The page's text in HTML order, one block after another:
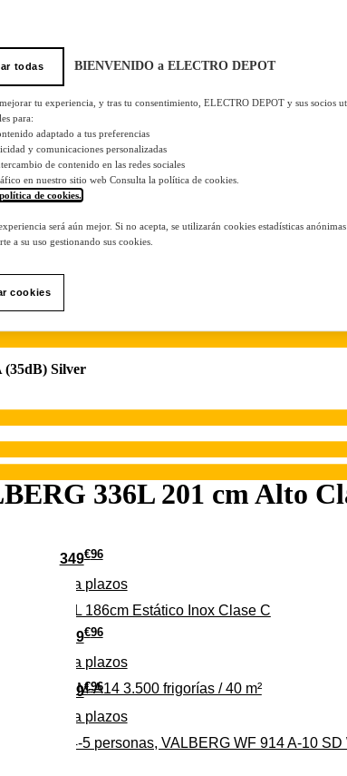
279€96
Pago a plazos
para 4-5 personas, VALBERG WF 914 A-10 SD
349€96
Pago a plazos
315 C 315L 186cm Estático Inox Clase C
369€96
Pago a plazos
CLIM-A14 3.500 frigorías / 40 m²
(35dB) Silver
336L 201 cm Alto
todas BIENVENIDO a ELECTRO DEPOT
tu experiencia, y tras tu consentimiento, ELECTRO DEPOT y sus socios
para:
adaptado a tus preferencias
y comunicaciones personalizadas
de contenido en las redes sociales
en nuestro sitio web Consulta la política de cookies.
de cookies.
será aún mejor. Si no acepta, se utilizarán cookies estadísticas anónimas
a su uso gestionando sus cookies.
cookies